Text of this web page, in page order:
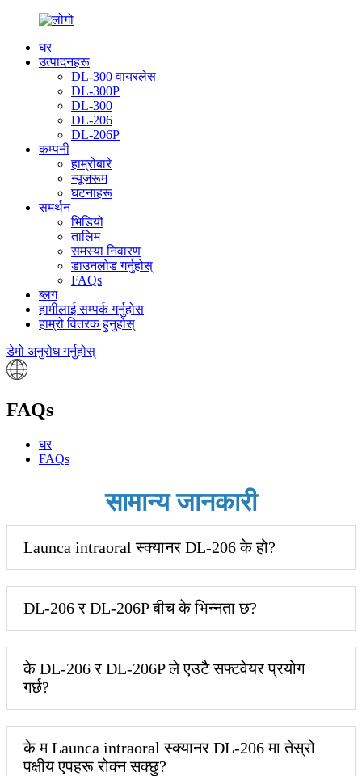
घर
उत्पादनहरू
DL-300 वायरलेस
DL-300P
DL-300
DL-206
DL-206P
कम्पनी
हाम्रोबारे
न्यूजरूम
घटनाहरू
समर्थन
भिडियो
तालिम
समस्या निवारण
डाउनलोड गर्नुहोस्
FAQs
ब्लग
हामीलाई सम्पर्क गर्नुहोस
हाम्रो वितरक हुनुहोस्
डेमो अनुरोध गर्नुहोस्
FAQs
घर
FAQs
सामान्य जानकारी
Launca intraoral स्क्यानर DL-206 के हो?
DL-206 र DL-206P बीच के भिन्नता छ?
के DL-206 र DL-206P ले एउटै सफ्टवेयर प्रयोग
गर्छ?
के म Launca intraoral स्क्यानर DL-206 मा तेस्रो
पक्षीय एपहरू रोक्न सक्छु?